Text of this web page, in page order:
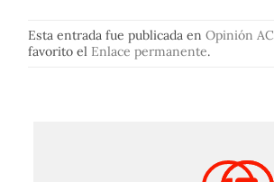
Esta entrada fue publicada en Opinión AC
favorito el Enlace permanente.